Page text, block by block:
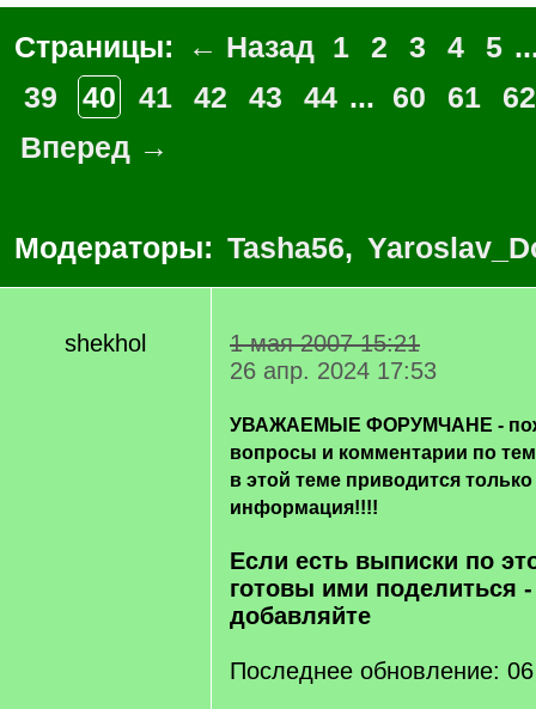
Страницы: ← Назад 1 2 3 4 5
39
40 41 42 43 44 ... 60 61
62
Вперед →
Модераторы: Tasha56,
shekhol
1 мая 2007 15:21
26 апр. 2024 17:53
УВАЖАЕМЫЕ ФОРУМЧАНЕ -
вопросы и комментарии по
в этой теме приводится
информация!!!!
Если есть выписки по
готовы ими поделиться
добавляйте
Последнее обновление: